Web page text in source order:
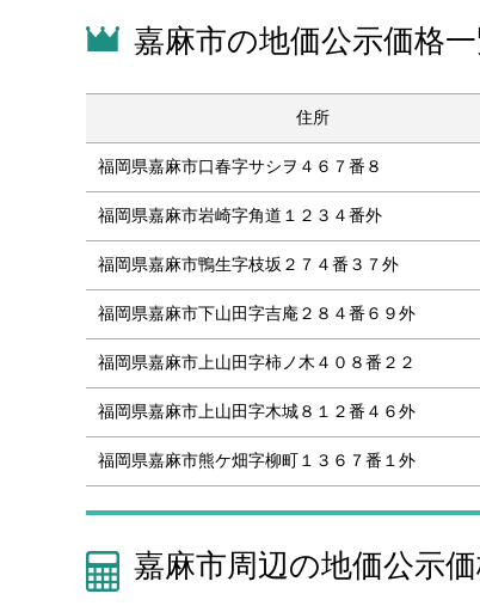
嘉麻市の地価公示価格
住所
福岡県嘉麻市口春字サシヲ４６７番８
福岡県嘉麻市岩崎字角道１２３４番外
福岡県嘉麻市鴨生字枝坂２７４番３７外
福岡県嘉麻市下山田字吉庵２８４番６９外
福岡県嘉麻市上山田字柿ノ木４０８番２２
福岡県嘉麻市上山田字木城８１２番４６外
福岡県嘉麻市熊ケ畑字柳町１３６７番１外
嘉麻市周辺の地価公示